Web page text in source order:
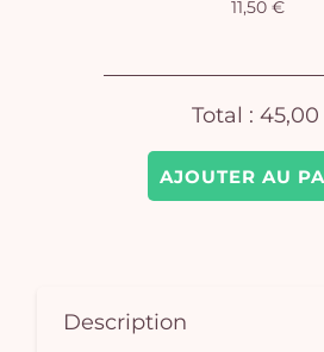
AJOUTER AU
11,50 €
Total :
Description